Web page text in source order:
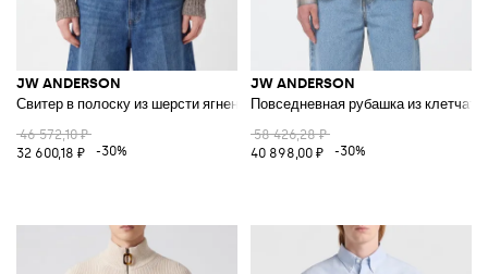
JW ANDERSON
Свитер в полоску из шерсти ягненка свободного кроя
46 572,10 ₽
32 600,18 ₽
-30%
JW ANDERSON
Повседневная рубашка из
58 426,28 ₽
40 898,00 ₽
-30%